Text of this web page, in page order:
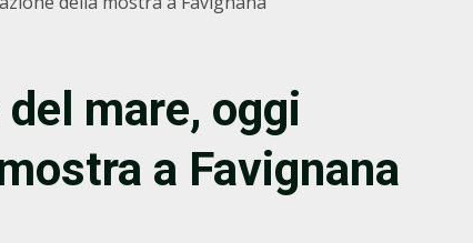
mare, oggi
a Favignana